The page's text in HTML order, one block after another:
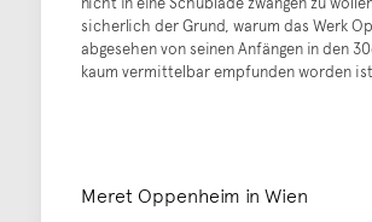
sicherlich der Grund, warum das Werk
abgesehen von seinen Anfängen in den
kaum vermittelbar empfunden worden
Meret Oppenheim in Wien